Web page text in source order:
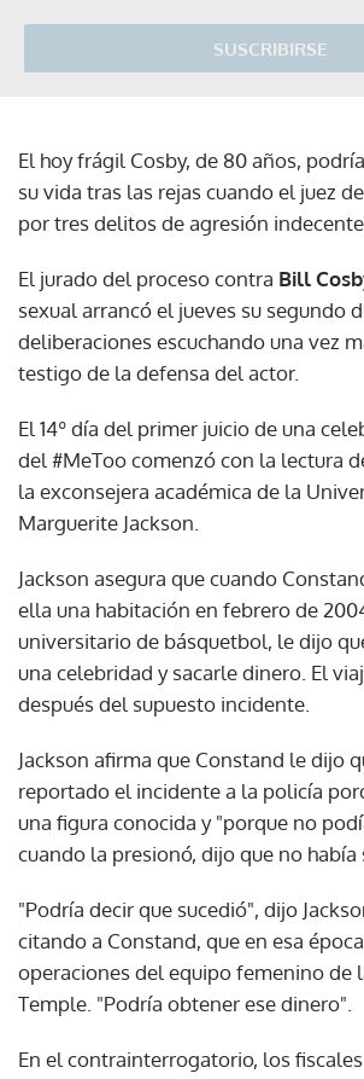
SUSCRIBIRSE
El hoy frágil Cosby, de 80 años,
su vida tras las rejas cuando el juez
por tres delitos de agresión indecente
El jurado del proceso contra Bill
sexual arrancó el jueves su segundo
deliberaciones escuchando una vez
testigo de la defensa del actor.
El 14º día del primer juicio de una
del #MeToo comenzó con la lectura
la exconsejera académica de la
Marguerite Jackson.
Jackson asegura que cuando
ella una habitación en febrero de
universitario de básquetbol, le dijo
una celebridad y sacarle dinero. El
después del supuesto incidente.
Jackson afirma que Constand le dijo
reportado el incidente a la policía
una figura conocida y "porque no
cuando la presionó, dijo que no había
"Podría decir que sucedió", dijo
citando a Constand, que en esa
operaciones del equipo femenino de
Temple. "Podría obtener ese dinero".
En el contrainterrogatorio, los